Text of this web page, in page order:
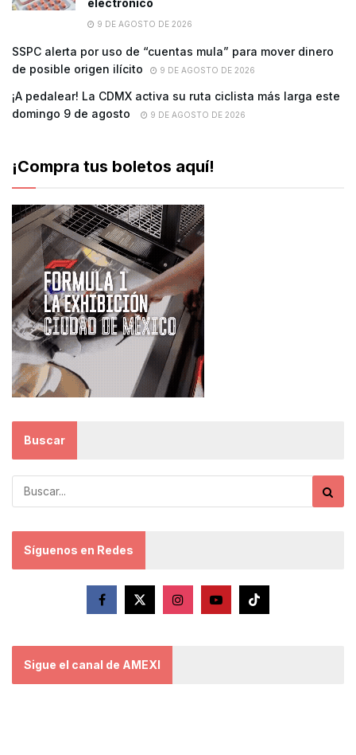
9 DE AGOSTO DE 2026
SSPC alerta por uso de “cuentas mula” para mover dinero
de posible origen ilícito
9 DE AGOSTO DE 2026
¡A pedalear! La CDMX activa su ruta ciclista más larga este
domingo 9 de agosto
9 DE AGOSTO DE 2026
¡Compra tus boletos aquí!
Buscar
Síguenos en Redes
Sigue el canal de AMEXI